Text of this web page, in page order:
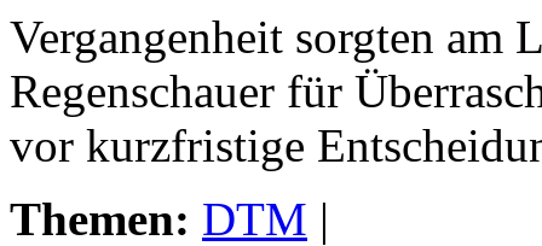
Vergangenheit sorgten am
Regenschauer für
vor kurzfristige
Themen: DTM |